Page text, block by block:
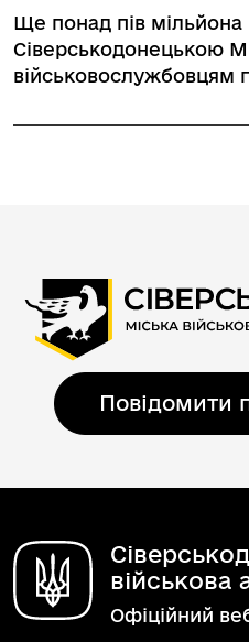
Ще понад пів
Сіверськодонецькою
військовослужбовцям
Повідомити
військова
Офіційний